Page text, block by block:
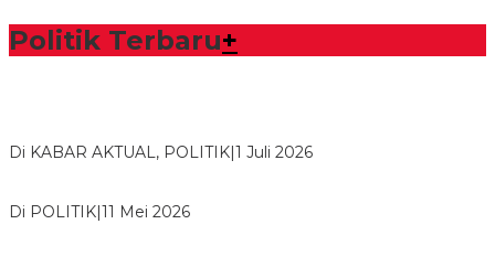
Politik Terbaru+
Di KABAR AKTUAL, POLITIK 1 Juli 2026
Di POLITIK 11 Mei 2026